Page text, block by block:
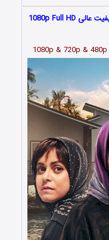
دانلود قسمت چهارم 4 سریال جزیره با کیفیت عالی 1080p Full HD